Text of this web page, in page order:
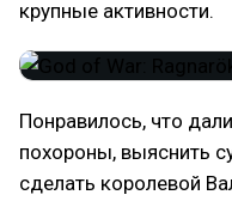
крупные активности.
Понравилось, что
похороны, выяснить
сделать королевой